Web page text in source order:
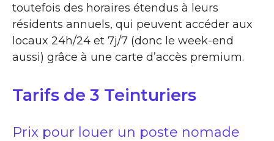
toutefois des horaires étendus à leurs
résidents annuels, qui peuvent accéder aux
locaux 24h/24 et 7j/7 (donc le week-end
aussi) grâce à une carte d’accès premium.
Tarifs de 3 Teinturiers
Prix pour louer un poste nomade